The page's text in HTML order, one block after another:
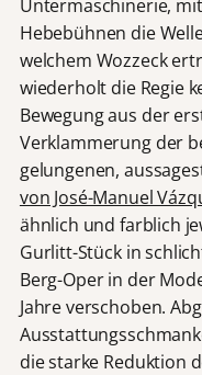
Untermaschinerie,
Hebebühnen die
welchem Wozzeck
wiederholt die Regie
Bewegung aus der
Verklammerung der
gelungenen,
von José-Manuel
ähnlich und farblich
Gurlitt-Stück in
Berg-Oper in der
Jahre verschoben.
die starke Reduktion